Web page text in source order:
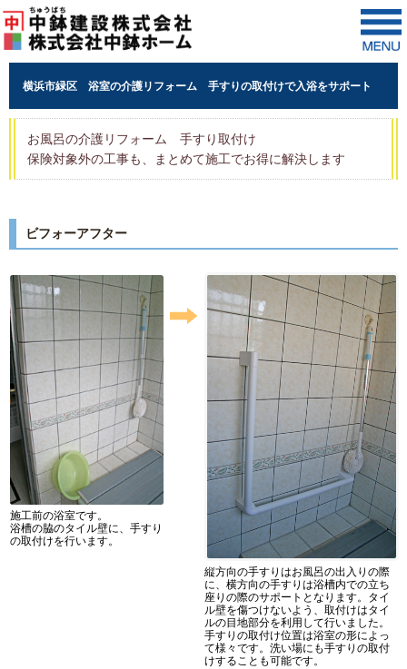
横浜市緑区 浴室の介護リフォーム 手すりの取付けで入浴をサポート
お風呂の介護リフォーム 手すり取付け
保険対象外の工事も、まとめて施工でお得に解決します
ビフォーアフター
施工前の浴室です。
浴槽の脇のタイル壁に、手すり
の取付けを行います。
縦方向の手すりはお風呂の出入りの際
に、横方向の手すりは浴槽内での立ち
座りの際のサポートとなります。タイ
ル壁を傷つけないよう、取付けはタイ
ルの目地部分を利用して行いました。
手すりの取付け位置は浴室の形によっ
て様々です。洗い場にも手すりの取付
けすることも可能です。